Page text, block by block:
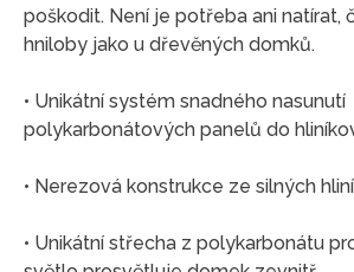
poškodit. Není je potřeba ani natírat,
hniloby jako u dřevěných domků.
• Unikátní systém snadného nasunutí
polykarbonátových panelů do
• Nerezová konstrukce ze silných
• Unikátní střecha z polykarbonátu